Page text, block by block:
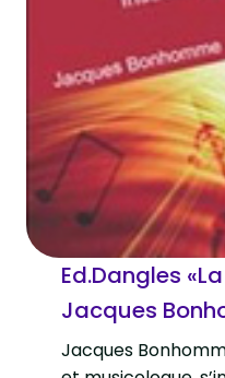
Ed.Dangles
Jacques
Jacques